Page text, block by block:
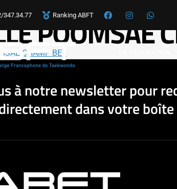
347.34.77 Ranking ABFT
POOMSAE
CHAMP BEL
à notre newsletter pour
dans votre